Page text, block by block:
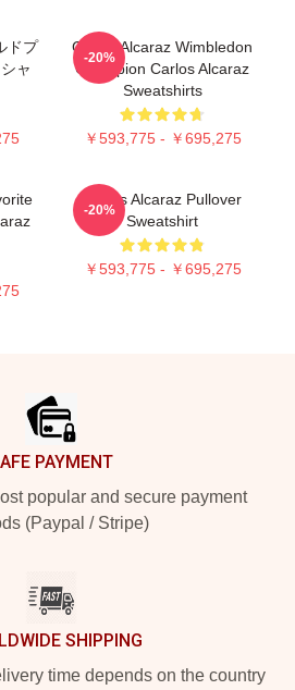
ドプ
ャ
Carlos Alcaraz Wimbledon
Champion Carlos Alcaraz
Sweatshirts
￥593,775 - ￥695,275
-20%
Carlos Alcaraz Pullover
Sweatshirt
￥593,775 - ￥695,275
-20%
PAYMENT
popular and secure payment
(Paypal / Stripe)
SHIPPING
time depends on the country